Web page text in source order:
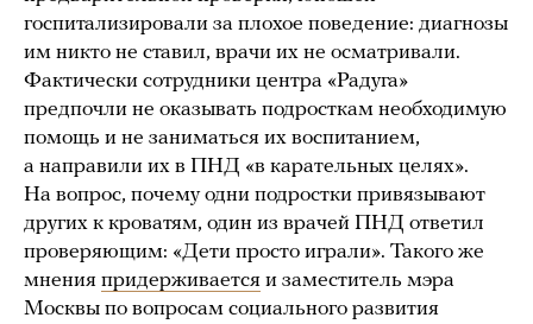
госпитализировали за плохое поведение: диагнозы
им никто не ставил, врачи их не осматривали.
Фактически сотрудники центра «Радуга»
предпочли не оказывать подросткам необходимую
помощь и не заниматься их воспитанием,
а направили их в ПНД «в карательных целях».
На вопрос, почему одни подростки привязывают
других к кроватям, один из врачей ПНД ответил
проверяющим: «Дети просто играли». Такого же
мнения придерживается и заместитель мэра
Москвы по вопросам социального развития